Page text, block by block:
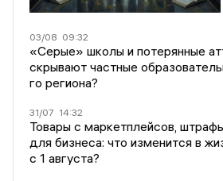
03/08 09:32
«Серые» школы и потерянные
скрывают частные
го региона?
31/07 14:32
Товары с маркетплейсов,
для бизнеса: что изменится в
с 1 августа?